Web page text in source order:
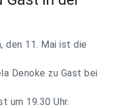
den 11. Mai ist die
Denoke zu Gast bei
um 19.30 Uhr.